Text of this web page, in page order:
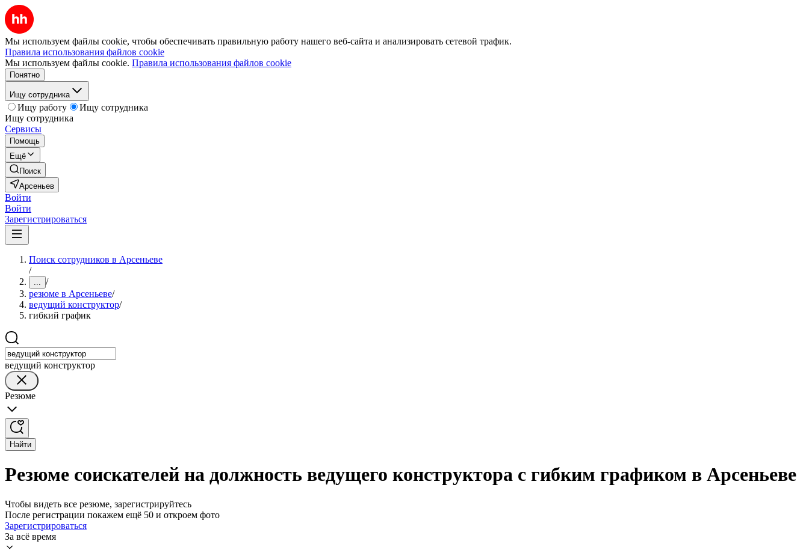
Мы используем файлы cookie, чтобы обеспечивать правильную работу нашего веб-сайта и анализировать сетевой трафик.
Правила использования файлов cookie
Мы используем файлы cookie. Правила использования файлов cookie
Понятно
Ищу сотрудника
Ищу работу
Ищу сотрудника
Ищу сотрудника
Сервисы
Помощь
Ещё
Поиск
Арсеньев
Войти
Войти
Зарегистрироваться
Поиск сотрудников в Арсеньеве
/
... /
резюме в Арсеньеве/
ведущий конструктор/
гибкий график
ведущий конструктор
Резюме
Найти
Резюме соискателей на должность ведущего конструктора с гибким графиком в Арсеньеве
Чтобы видеть все резюме, зарегистрируйтесь
После регистрации покажем ещё 50 и откроем фото
Зарегистрироваться
За всё время